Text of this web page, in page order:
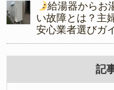
給湯器からお
い故障とは？主
安心業者選びガ
記